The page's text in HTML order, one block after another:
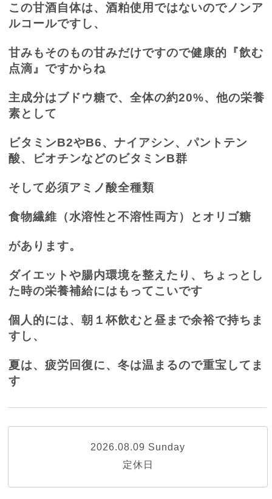
この甘酒自体は、酒粕使用ではないのでノンア
ルコールですし、
甘みもそのもの甘みだけですので健康的『飲む
点滴』ですからね
主成分はブドウ糖で、全体の約20%、他の栄養
素として
ビタミンB2やB6、ナイアシン、パントテン
酸、ビオチンなどのビタミンB群
そして必須アミノ酸全種類
食物繊維（水溶性と不溶性両方）とオリゴ糖
があります。
ダイエットや腸内環境を整えたり、ちょっとし
た時の栄養補給にはもってこいです
個人的には、朝１杯飲むと昼まで余裕で持ちま
すし、
夏は、疲労回復に、冬は温まるので重宝してま
す
2026.08.09 Sunday
定休日